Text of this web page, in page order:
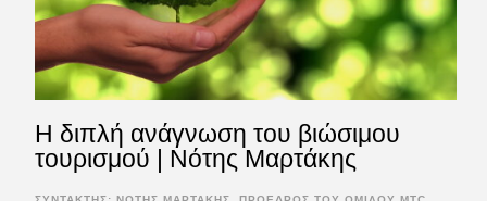
Η διπλή ανάγνωση του βιώσιμου
τουρισμού | Νότης Μαρτάκης